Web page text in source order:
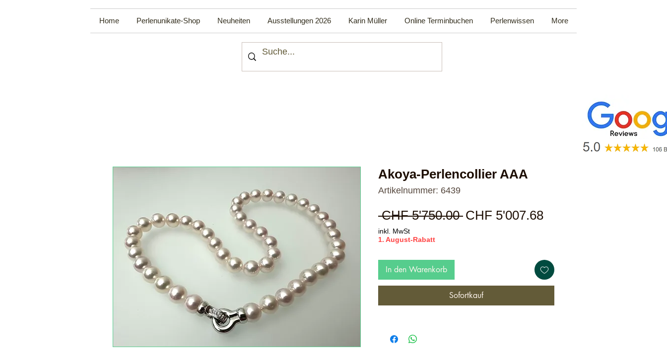
Home Perlenunikate-Shop Neuheiten Ausstellungen 2026 Karin Müller Online Terminbuchen Perlenwissen More
Akoya-Perlencollier AAA
Artikelnummer: 6439
CHF 5'750.00 Standardpreis
CHF 5'007.68Sale-
inkl. MwSt
1. August-Rabatt
In den Warenkorb
Sofortkauf